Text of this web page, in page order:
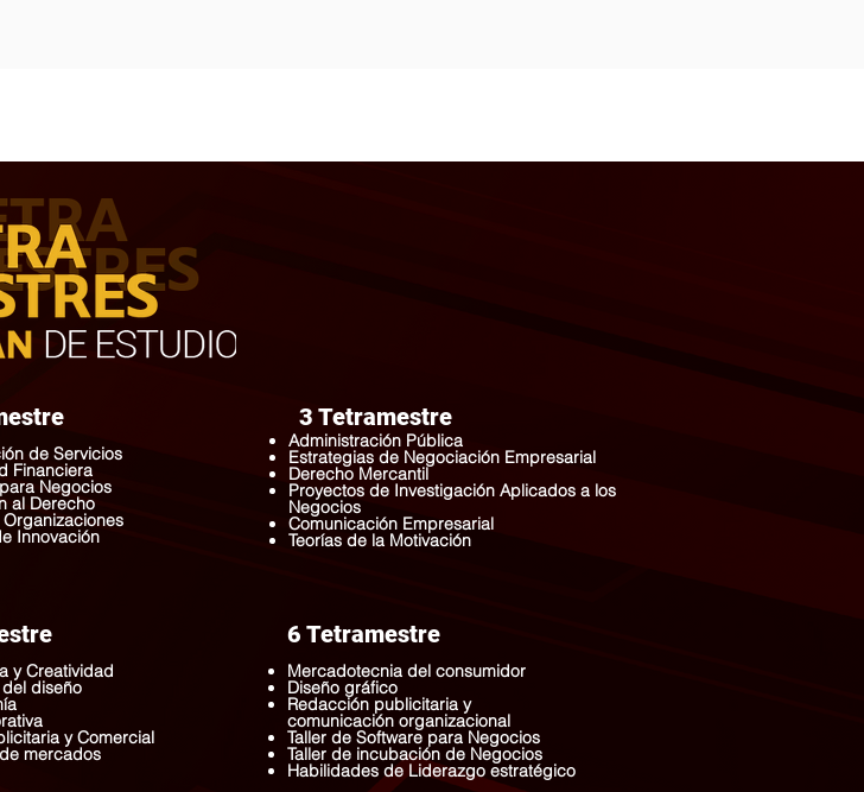
de Servicios
Financiera
Negocios
al Derecho
Innovación
3 Tetramestre
Administración Pública
Estrategias de Negociación Empresarial
Derecho Mercantil
Proyectos de Investigación Aplicados a los
Negocios
Comunicación Empresarial
Teorías de la Motivación
y Creatividad
diseño
y Comercial
mercados
6 Tetramestre
Mercadotecnia del consumidor
Diseño gráfico
Redacción publicitaria y
comunicación organizacional
Taller de Software para Negocios
Taller de incubación de Negocios
Habilidades de Liderazgo estratégico